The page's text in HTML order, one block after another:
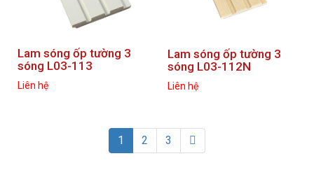
Lam sóng ốp tường 3
sóng L03-113
Liên hệ
Lam sóng ốp tường 3
sóng L03-112N
Liên hệ
1 2 3